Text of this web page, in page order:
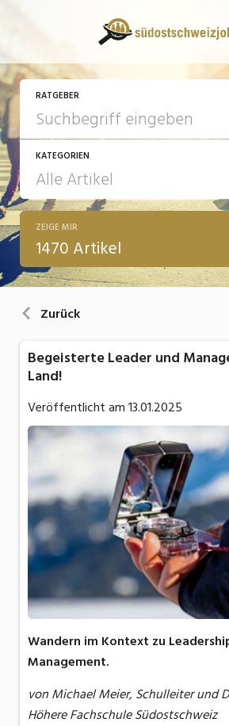
RATGEBER
KATEGORIEN
13 Fragen - 13 Antworten
Arbeit
ZEIGE MIR
1470 Artikel
Zurück
Begeisterte Leader und
Land!
Veröffentlicht am13.01.2025
Wandern im Kontext zu
Management.
von Michael Meier, Schulleiter und
Höhere Fachschule Südostschweiz